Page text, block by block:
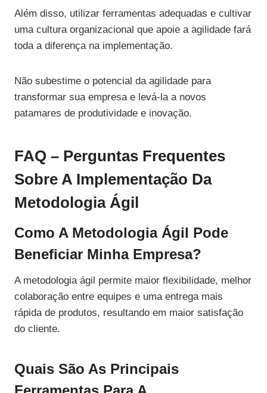
Além disso, utilizar ferramentas adequadas e cultivar
uma cultura organizacional que apoie a agilidade fará
toda a diferença na implementação.
Não subestime o potencial da agilidade para
transformar sua empresa e levá-la a novos
patamares de produtividade e inovação.
FAQ – Perguntas Frequentes
Sobre A Implementação Da
Metodologia Ágil
Como A Metodologia Ágil Pode
Beneficiar Minha Empresa?
A metodologia ágil permite maior flexibilidade, melhor
colaboração entre equipes e uma entrega mais
rápida de produtos, resultando em maior satisfação
do cliente.
Quais São As Principais